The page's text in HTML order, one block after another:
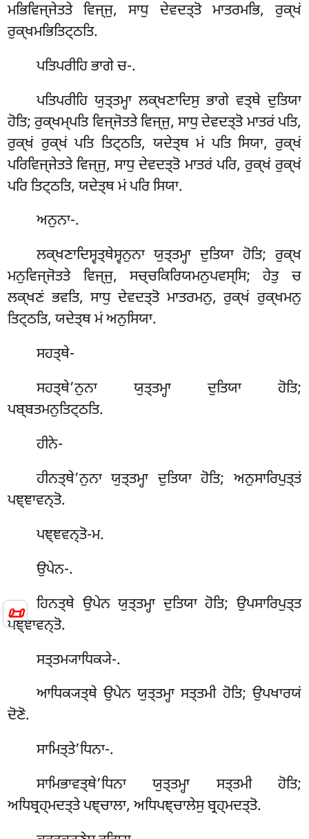
📜
ਮਭਿਵਿਜ੍ਜੇਤਤੇ ਵਿਜ੍ਜੁ, ਸਾਧੁ ਦੇਵਦਤ੍ਤੋ ਮਾਤਰਮਭਿ, ਰੁਕ੍ਖਂ
ਰੁਕ੍ਖਮਭਿਤਿਟ੍ਠਤਿ.
ਪਤਿਪਰੀਹਿਭਾਗੇ ਚ-.
ਪਤਿਪਰੀਹਿ ਯੁਤ੍ਤਮ੍ਹਾ ਲਕ੍ਖਣਾਦਿਸੁ ਭਾਗੇ ਵਤ੍ਥੇ ਦੁਤਿਯਾ
ਹੋਤਿ; ਰੁਕ੍ਖਮ੍ਪਤਿ ਵਿਜ੍ਜੋਤਤੇ ਵਿਜ੍ਜੁ, ਸਾਧੁ ਦੇਵਦਤ੍ਤੋ ਮਾਤਰਂ ਪਤਿ,
ਰੁਕ੍ਖਂ ਰੁਕ੍ਖਂ ਪਤਿ ਤਿਟ੍ਠਤਿ, ਯਦੇਤ੍ਥ ਮਂ ਪਤਿ ਸਿਯਾ, ਰੁਕ੍ਖਂ
ਪਰਿਵਿਜ੍ਜੇਤਤੇ ਵਿਜ੍ਜੁ, ਸਾਧੁ ਦੇਵਦਤ੍ਤੋ ਮਾਤਰਂ ਪਰਿ, ਰੁਕ੍ਖਂ ਰੁਕ੍ਖਂ
ਪਰਿ ਤਿਟ੍ਠਤਿ, ਯਦੇਤ੍ਥ ਮਂ ਪਰਿ ਸਿਯਾ.
ਅਨੁਨਾ-.
ਲਕ੍ਖਣਾਦਿਸ੍ਵਤ੍ਥੇਸ੍ਵਨੁਨਾ ਯੁਤ੍ਤਮ੍ਹਾ ਦੁਤਿਯਾ ਹੋਤਿ; ਰੁਕ੍ਖ
ਮਨੁਵਿਜ੍ਜੋਤਤੇ ਵਿਜ੍ਜੁ, ਸਚ੍ਚਕਿਰਿਯਮਨੁਪਵਸ੍ਸਿ; ਹੇਤੁ ਚ
ਲਕ੍ਖਣਂ ਭਵਤਿ, ਸਾਧੁ ਦੇਵਦਤ੍ਤੋ ਮਾਤਰਮਨੁ, ਰੁਕ੍ਖਂ ਰੁਕ੍ਖਮਨੁ
ਤਿਟ੍ਠਤਿ, ਯਦੇਤ੍ਥ ਮਂ ਅਨੁਸਿਯਾ.
ਸਹਤ੍ਥੇ-
ਸਹਤ੍ਥੇ’ਨੁਨਾ ਯੁਤ੍ਤਮ੍ਹਾ ਦੁਤਿਯਾ ਹੋਤਿ;
ਪਬ੍ਬਤਮਨੁਤਿਟ੍ਠਤਿ.
ਹੀਨੇ-
ਹੀਨਤ੍ਥੇ’ਨੁਨਾ ਯੁਤ੍ਤਮ੍ਹਾ ਦੁਤਿਯਾ ਹੋਤਿ; ਅਨੁਸਾਰਿਪੁਤ੍ਤਂ
ਪਞ੍ਞਾਵਨ੍ਤੋ.
ਪਞ੍ਞਵਨ੍ਤੋ-ਮ.
ਉਪੇਨ-.
ਹਿਨਤ੍ਥੇ ਉਪੇਨ ਯੁਤ੍ਤਮ੍ਹਾ ਦੁਤਿਯਾ ਹੋਤਿ; ਉਪਸਾਰਿਪੁਤ੍ਤ
ਪਞ੍ਞਾਵਨ੍ਤੋ.
ਸਤ੍ਤਮ੍ਯਾਧਿਕ੍ਯੇ-.
ਆਧਿਕ੍ਯਤ੍ਥੇ ਉਪੇਨ ਯੁਤ੍ਤਮ੍ਹਾ ਸਤ੍ਤਮੀ ਹੋਤਿ; ਉਪਖਾਰਯਂ
ਦੋਣੋ.
ਸਾਮਿਤ੍ਤੇ’ਧਿਨਾ-.
ਸਾਮਿਭਾਵਤ੍ਥੇ’ਧਿਨਾ ਯੁਤ੍ਤਮ੍ਹਾ ਸਤ੍ਤਮੀ ਹੋਤਿ;
ਅਧਿਬ੍ਰਹ੍ਮਦਤ੍ਤੇ ਪਞ੍ਚਾਲਾ, ਅਧਿਪਞ੍ਚਾਲੇਸੁ ਬ੍ਰਹ੍ਮਦਤ੍ਤੋ.